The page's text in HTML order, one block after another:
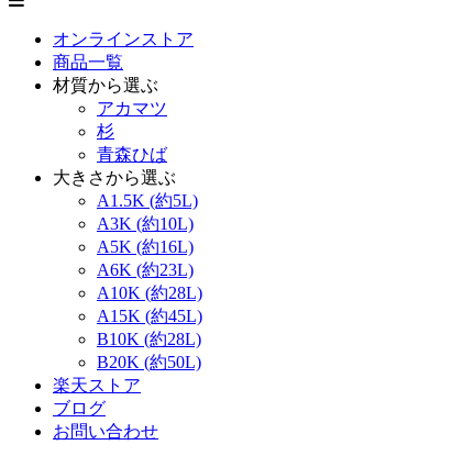
オンラインストア
商品一覧
材質から選ぶ
アカマツ
杉
青森ひば
大きさから選ぶ
A1.5K (約5L)
A3K (約10L)
A5K (約16L)
A6K (約23L)
A10K (約28L)
A15K (約45L)
B10K (約28L)
B20K (約50L)
楽天ストア
ブログ
お問い合わせ